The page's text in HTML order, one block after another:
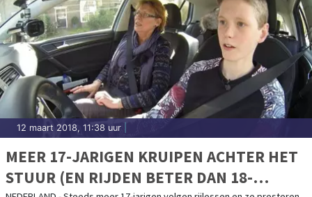
12 maart 2018, 11:38 uur
MEER 17-JARIGEN KRUIPEN ACHTER HET
STUUR (EN RIJDEN BETER DAN 18-